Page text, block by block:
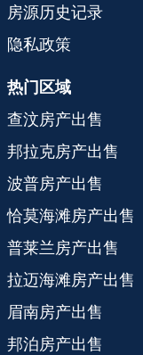
房源历史记录
隐私政策
热门区域
查汶房产出售
邦拉克房产出售
波普房产出售
恰莫海滩房产出售
普莱兰房产出售
拉迈海滩房产出售
眉南房产出售
邦泊房产出售